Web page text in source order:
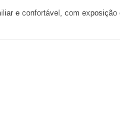
e confortável, com exposição